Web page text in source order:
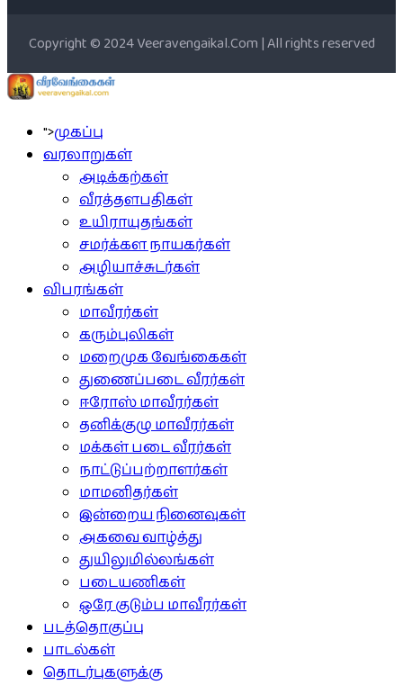
Copyright © 2024 Veeravengaikal.Com | All rights reserved
">முகப்பு
வரலாறுகள்
அடிக்கற்கள்
வீரத்தளபதிகள்
உயிராயுதங்கள்
சமர்க்கள நாயகர்கள்
அழியாச்சுடர்கள்
விபரங்கள்
மாவீரர்கள்
கரும்புலிகள்
மறைமுக வேங்கைகள்
துணைப்படை வீரர்கள்
ஈரோஸ் மாவீரர்கள்
தனிக்குழு மாவீரர்கள்
மக்கள் படை வீரர்கள்
நாட்டுப்பற்றாளர்கள்
மாமனிதர்கள்
இன்றைய நினைவுகள்
அகவை வாழ்த்து
துயிலுமில்லங்கள்
படையணிகள்
ஒரே குடும்ப மாவீரர்கள்
படத்தொகுப்பு
பாடல்கள்
தொடர்புகளுக்கு